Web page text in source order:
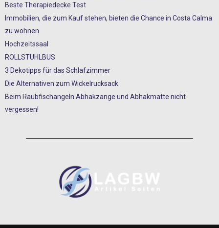
Beste Therapiedecke Test
Immobilien, die zum Kauf stehen, bieten die Chance in Costa Calma
zu wohnen
Hochzeitssaal
ROLLSTUHLBUS
3 Dekotipps für das Schlafzimmer
Die Alternativen zum Wickelrucksack
Beim Raubfischangeln Abhakzange und Abhakmatte nicht
vergessen!